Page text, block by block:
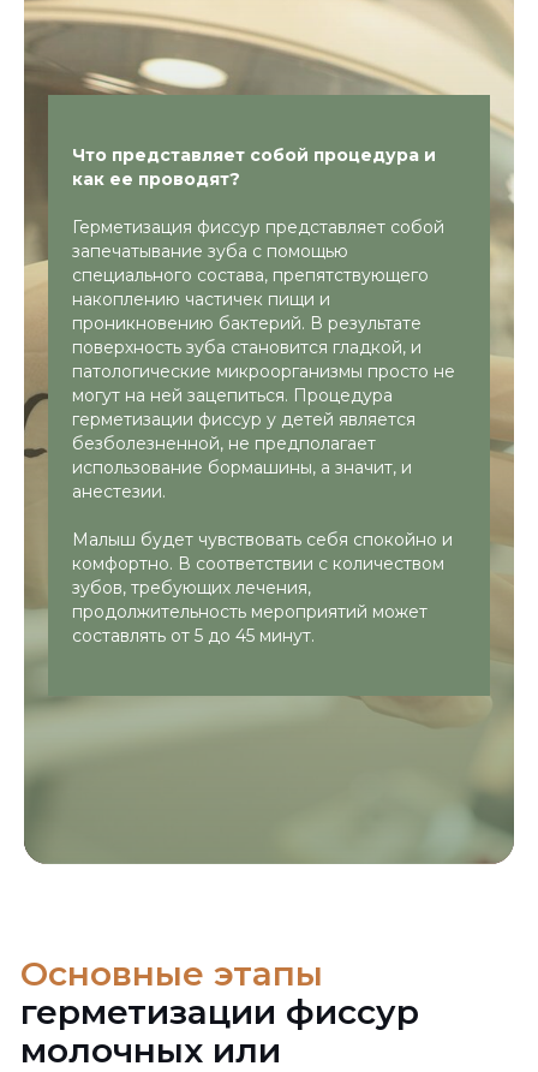
Что представляет собой процедура и
как ее проводят?
Герметизация фиссур представляет собой
запечатывание зуба с помощью
специального состава, препятствующего
накоплению частичек пищи и
проникновению бактерий. В результате
поверхность зуба становится гладкой, и
патологические микроорганизмы просто не
могут на ней зацепиться. Процедура
герметизации фиссур у детей является
безболезненной, не предполагает
использование бормашины, а значит, и
анестезии.
Малыш будет чувствовать себя спокойно и
комфортно. В соответствии с количеством
зубов, требующих лечения,
продолжительность мероприятий может
составлять от 5 до 45 минут.
Согласно исследованиям последних лет,
одновременного применения фтора
вместе с силантами. Поэтому в состав
что позволяет не просто запечатать зуб,
но также провести профилактику
кариеса и глубокое фторирование. При
правильном проведении процедуры
обработанный зуб будет защищен в
течение нескольких лет. Если же кариес
уже образовался, проведение
герметизации фиссур позволяет
предотвратить его дальнейшее развитие.
Результаты
Услугидетской
стоматологии
ребенка к визиту
Обсудите предстоящий визит:
Расскажите ребенку о том, что его ждет,
Сделайте это игрой:
Используйте игрушки или книжки, чтобы
показать, как проходит визит к стоматологу.
Это поможет снять напряжение и страх.
Будьте примером: